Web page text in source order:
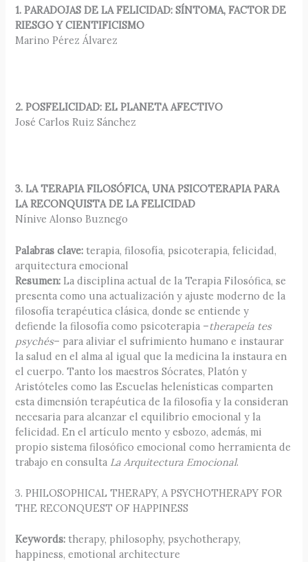
1. PARADOJAS DE LA FELICIDAD: SÍNTOMA, FACTOR DE
RIESGO Y CIENTIFICISMO
Marino Pérez Álvarez
2. POSFELICIDAD: EL PLANETA AFECTIVO
José Carlos Ruiz Sánchez
3. LA TERAPIA FILOSÓFICA, UNA PSICOTERAPIA PARA
LA RECONQUISTA DE LA FELICIDAD
Nínive Alonso Buznego
Palabras clave:terapia, filosofía, psicoterapia, felicidad,
arquitectura emocional
Resumen:La disciplina actual de la Terapia Filosófica, se
presenta como una actualización y ajuste moderno de la
filosofía terapéutica clásica, donde se entiende y
defiende la filosofía como psicoterapia –therapeía tes
psychés– para aliviar el sufrimiento humano e instaurar
la salud en el alma al igual que la medicina la instaura en
el cuerpo. Tanto los maestros Sócrates, Platón y
Aristóteles como las Escuelas helenísticas comparten
esta dimensión terapéutica de la filosofía y la consideran
necesaria para alcanzar el equilibrio emocional y la
felicidad. En el artículo mento y esbozo, además, mi
propio sistema filosófico emocional como herramienta de
trabajo en consulta La Arquitectura Emocional.
3. PHILOSOPHICAL THERAPY, A PSYCHOTHERAPY FOR
THE RECONQUEST OF HAPPINESS
Keywords:therapy, philosophy, psychotherapy,
happiness, emotional architecture